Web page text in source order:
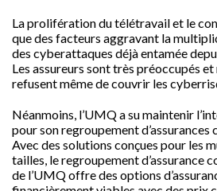
La prolifération du télétravail et le
que des facteurs aggravant la
des cyberattaques déjà entamée
Les assureurs sont très préoccupés
refusent même de couvrir les
Néanmoins, l’UMQ a su maintenir
pour son regroupement
Avec des solutions conçues pour les
tailles, le regroupement d’assurance
de l’UMQ offre des options